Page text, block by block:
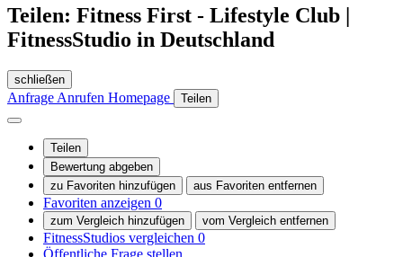
Teilen: Fitness First - Lifestyle Club |
FitnessStudio in Deutschland
schließen
Anfrage Anrufen Homepage Teilen
Teilen
Bewertung abgeben
zu Favoriten hinzufügen
aus Favoriten entfernen
Favoriten anzeigen 0
zum Vergleich hinzufügen vom Vergleich entfernen
FitnessStudios vergleichen 0
Öffentliche Frage stellen